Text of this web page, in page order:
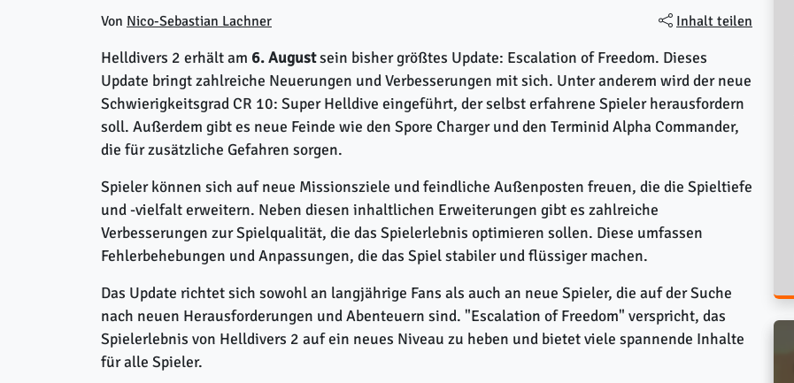
Inhalt teilen
Von Nico-Sebastian Lachner
Helldivers 2 erhält am 6. Augustsein bisher größtes Update: Escalation of Freedom. Dieses
Update bringt zahlreiche Neuerungen und Verbesserungen mit sich. Unter anderem wird der neue
Schwierigkeitsgrad CR 10: Super Helldive eingeführt, der selbst erfahrene Spieler herausfordern
soll. Außerdem gibt es neue Feinde wie den Spore Charger und den Terminid Alpha Commander,
die für zusätzliche Gefahren sorgen.
Spieler können sich auf neue Missionsziele und feindliche Außenposten freuen, die die Spieltiefe
und -vielfalt erweitern. Neben diesen inhaltlichen Erweiterungen gibt es zahlreiche
Verbesserungen zur Spielqualität, die das Spielerlebnis optimieren sollen. Diese umfassen
Fehlerbehebungen und Anpassungen, die das Spiel stabiler und flüssiger machen.
Das Update richtet sich sowohl an langjährige Fans als auch an neue Spieler, die auf der Suche
nach neuen Herausforderungen und Abenteuern sind. "Escalation of Freedom" verspricht, das
Spielerlebnis von Helldivers 2 auf ein neues Niveau zu heben und bietet viele spannende Inhalte
für alle Spieler.